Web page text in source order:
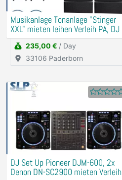
Musikanlage Tonanlage "Stinger
XXL" mieten leihen Verleih PA, DJ
235,00 € / Day
33106 Paderborn
DJ Set Up Pioneer DJM-600, 2x
Denon DN-SC2900 mieten Verleih